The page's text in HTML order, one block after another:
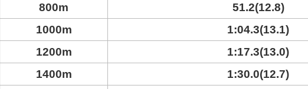
800m
51.2(12.8)
1000m
1:04.3(13.1)
1200m
1:17.3(13.0)
1400m
1:30.0(12.7)